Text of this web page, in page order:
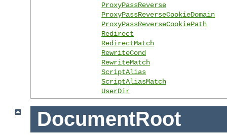
ProxyPassReverse
ProxyPassReverseCookieDomain
ProxyPassReverseCookiePath
Redirect
RedirectMatch
RewriteCond
RewriteMatch
ScriptAlias
ScriptAliasMatch
UserDir
DocumentRoot